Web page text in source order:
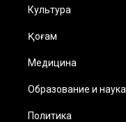
Культура
Қоғам
Медицина
Образование и наука
Политика